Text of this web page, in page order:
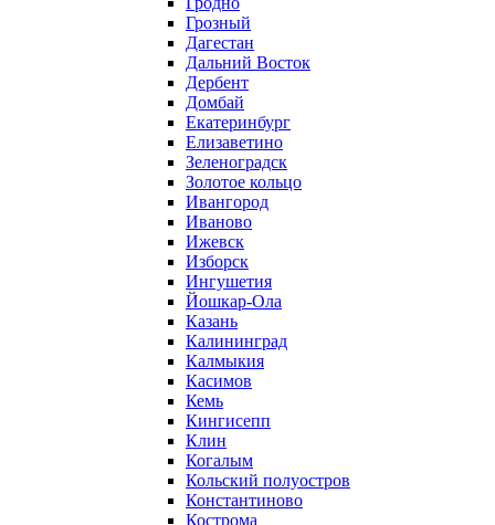
Грозный
Дагестан
Дальний Восток
Дербент
Домбай
Екатеринбург
Елизаветино
Зеленоградск
Золотое кольцо
Ивангород
Иваново
Ижевск
Изборск
Ингушетия
Йошкар-Ола
Казань
Калининград
Калмыкия
Касимов
Кемь
Кингисепп
Клин
Когалым
Кольский полуостров
Константиново
Кострома